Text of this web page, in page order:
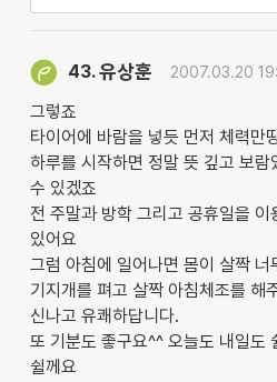
43.유상훈 2007.03.20
그렇죠
타이어에 바람을 넣듯 먼저 체력만
하루를 시작하면 정말 뜻 깊고 보람
수 있겠죠
전 주말과 방학 그리고 공휴일을
있어요
그럼 아침에 일어나면 몸이 살짝
기지개를 펴고 살짝 아침체조를 해
신나고 유쾌하답니다.
또 기분도 좋구요^^ 오늘도 내일도
쉴께요